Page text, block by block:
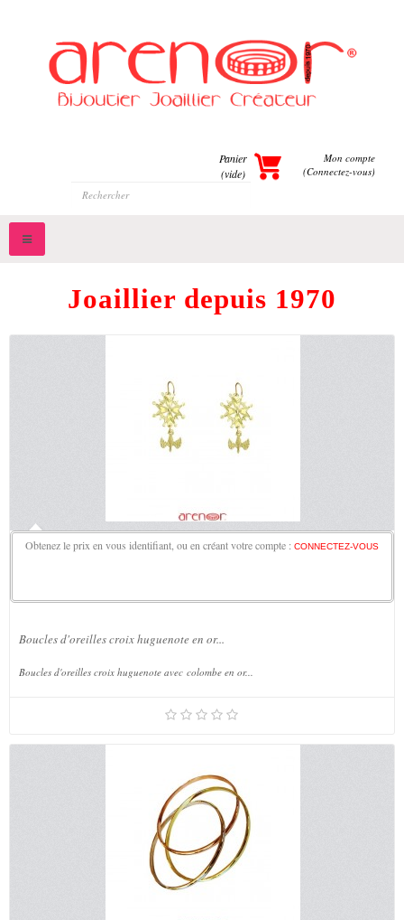
Mon compte
(Connectez-vous)
Panier
(vide)
Toggle
navigation
Joaillier depuis 1970
Obtenez le prix en vous identifiant, ou en créant votre compte : CONNECTEZ-VOUS
Boucles d'oreilles croix huguenote en or...
Boucles d'oreilles croix huguenote avec colombe en or...